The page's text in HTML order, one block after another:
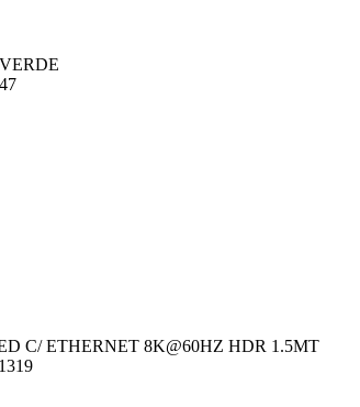
C/ ETHERNET 8K@60HZ HDR 1.5MT